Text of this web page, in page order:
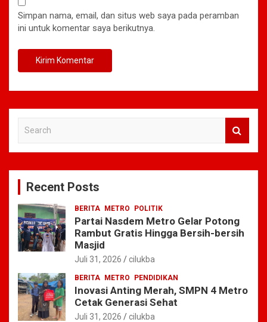
Simpan nama, email, dan situs web saya pada peramban
ini untuk komentar saya berikutnya.
c
Recent Posts
BERITA METRO POLITIK
Partai Nasdem Metro Gelar Potong
Rambut Gratis Hingga Bersih-bersih
Masjid
Juli 31, 2026 cilukba
BERITA METRO PENDIDIKAN
Inovasi Anting Merah, SMPN 4 Metro
Cetak Generasi Sehat
Juli 31, 2026 cilukba